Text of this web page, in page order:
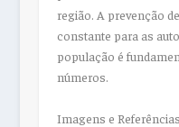
região. A prevenção
constante para as
população é
números.
Imagens e